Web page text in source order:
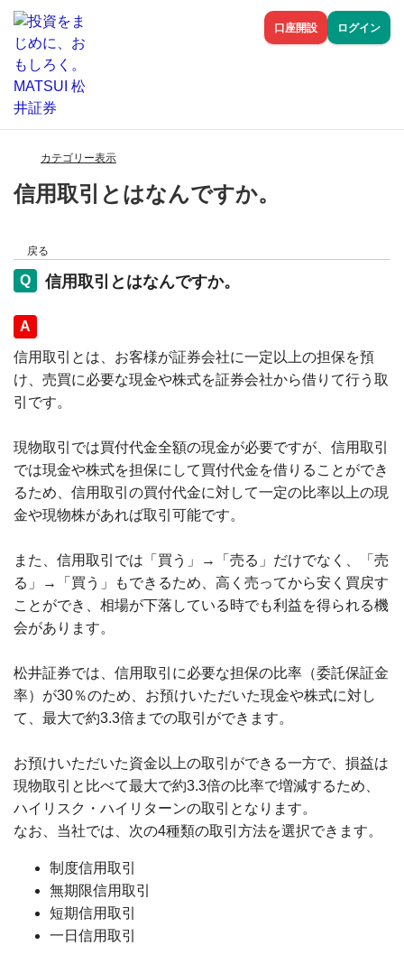
口座開設 ログイン
カテゴリー表示
信用取引とはなんですか。
戻る
信用取引とはなんですか。
回答
信用取引とは、お客様が証券会社に一定以上の担保を預
け、売買に必要な現金や株式を証券会社から借りて行う取
引です。
現物取引では買付代金全額の現金が必要ですが、信用取引
では現金や株式を担保にして買付代金を借りることができ
るため、信用取引の買付代金に対して一定の比率以上の現
金や現物株があれば取引可能です。
また、信用取引では「買う」→「売る」だけでなく、「売
る」→「買う」もできるため、高く売ってから安く買戻す
ことができ、相場が下落している時でも利益を得られる機
会があります。
松井証券では、信用取引に必要な担保の比率（委託保証金
率）が30％のため、お預けいただいた現金や株式に対し
て、最大で約3.3倍までの取引ができます。
お預けいただいた資金以上の取引ができる一方で、損益は
現物取引と比べて最大で約3.3倍の比率で増減するため、
ハイリスク・ハイリターンの取引となります。
なお、当社では、次の4種類の取引方法を選択できます。
制度信用取引
無期限信用取引
短期信用取引
一日信用取引